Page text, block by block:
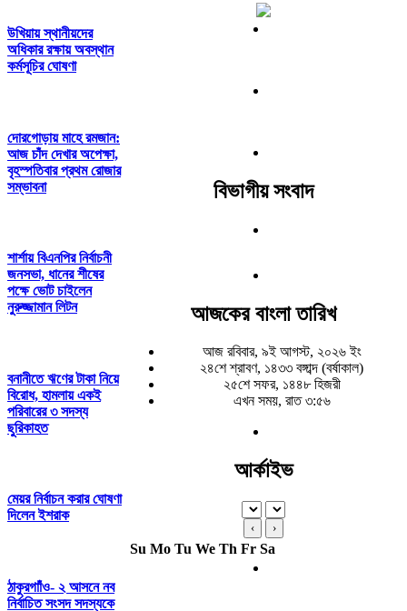
উখিয়ায় স্থানীয়দের
অধিকার রক্ষায় অবস্থান
কর্মসূচির ঘোষণা
দোরগোড়ায় মাহে রমজান:
আজ চাঁদ দেখার অপেক্ষা,
বৃহস্পতিবার প্রথম রোজার
সম্ভাবনা
শার্শায় বিএনপির নির্বাচনী
জনসভা, ধানের শীষের
পক্ষে ভোট চাইলেন
নুরুজ্জামান লিটন
বনানীতে ঋণের টাকা নিয়ে
বিরোধ, হামলায় একই
পরিবারের ৩ সদস্য
ছুরিকাহত
মেয়র নির্বাচন করার ঘোষণা
দিলেন ইশরাক
ঠাকুরগাাঁও- ২ আসনে নব
নির্বাচিত সংসদ সদস্যকে
বিভাগীয় সংবাদ
আজকের বাংলা তারিখ
আজ রবিবার, ৯ই আগস্ট, ২০২৬ ইং
২৪শে শ্রাবণ, ১৪৩৩ বঙ্গাব্দ (বর্ষাকাল)
২৫শে সফর, ১৪৪৮ হিজরী
এখন সময়, রাত ৩:৫৬
আর্কাইভ
‹ ›
Su Mo Tu We Th Fr Sa